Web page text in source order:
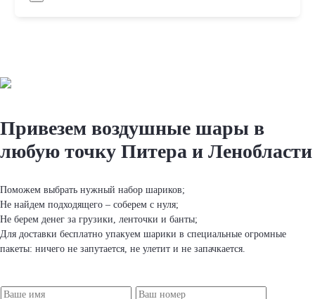
Привезем вoздушные шapы в
любую точку Питера и Ленобласти
Поможем выбрать нужный набор шapиков;
Не найдем подходящего – соберем с нуля;
Не берем денег за грузики, ленточки и банты;
Для доставки бесплатно упакуем шapики в специальные огромные
пакеты: ничего не запутается, не улетит и не запачкается.